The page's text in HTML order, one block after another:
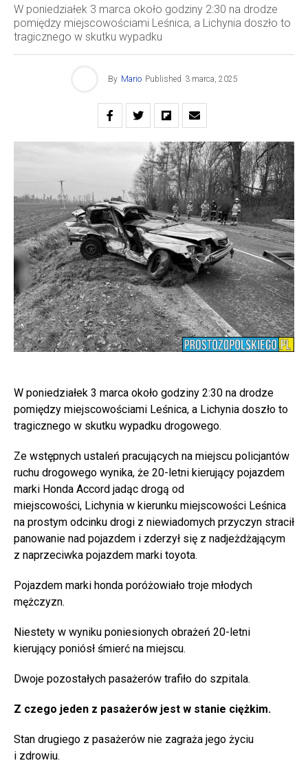
W poniedziałek 3 marca około godziny 2:30 na drodze
pomiędzy miejscowościami Leśnica, a Lichynia doszło to
tragicznego w skutku wypadku
By Mario Published 3 marca, 2025
W poniedziałek 3 marca około godziny 2:30 na drodze
pomiędzy miejscowościami Leśnica, a Lichynia doszło to
tragicznego w skutku wypadku drogowego.
Ze wstępnych ustaleń pracujących na miejscu policjantów
ruchu drogowego wynika, że 20-letni kierujący pojazdem
marki Honda Accord jadąc drogą od
miejscowości, Lichynia w kierunku miejscowości Leśnica
na prostym odcinku drogi z niewiadomych przyczyn stracił
panowanie nad pojazdem i zderzył się z nadjeżdżającym
z naprzeciwka pojazdem marki toyota.
Pojazdem marki honda poróżowiało troje młodych
mężczyzn.
Niestety w wyniku poniesionych obrażeń 20-letni
kierujący poniósł śmierć na miejscu.
Dwoje pozostałych pasażerów trafiło do szpitala.
Z czego jeden z pasażerów jest w stanie ciężkim.
Stan drugiego z pasażerów nie zagraża jego życiu
i zdrowiu.